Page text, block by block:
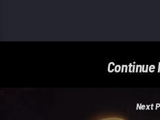
Continue
Next